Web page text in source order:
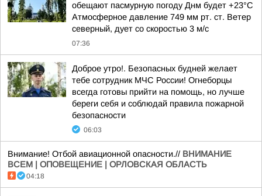
обещают пасмурную погоду Днм будет +23°С
Атмосферное давление 749 мм рт. ст. Ветер
северный, дует со скоростью 3 м/с
07:36
Доброе утро!. Безопасных будней желает
тебе сотрудник МЧС России! Огнеборцы
всегда готовы прийти на помощь, но лучше
береги себя и соблюдай правила пожарной
безопасности
06:03
Внимание! Отбой авиационной опасности.// ВНИМАНИЕ
ВСЕМ | ОПОВЕЩЕНИЕ | ОРЛОВСКАЯ ОБЛАСТЬ
04:18